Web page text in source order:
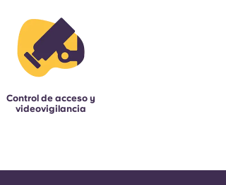
Control de acceso y
videovigilancia